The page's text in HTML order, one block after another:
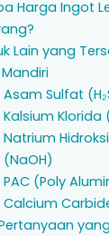
Harga Ingot
Lain yang
Asam Sulfat
Kalsium Klorida
Natrium
(NaOH)
PAC (Poly
Calcium